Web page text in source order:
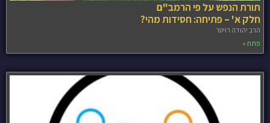
תורת הנפש על פי הרמב"ם
חלק א' – פתיחה: חסידות מהי?
הרב יהודה רויטר
פתח »